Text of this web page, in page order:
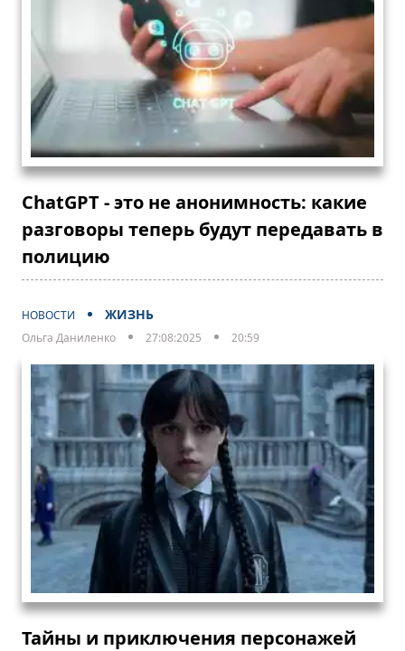
ChatGPT - это не анонимность: какие
разговоры теперь будут передавать в
полицию
НОВОСТИ ЖИЗНЬ
Ольга Даниленко 27:08:2025 20:59
Тайны и приключения персонажей